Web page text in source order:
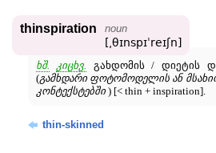
thinspiration noun
[͵θɪnspɪˈreɪʃn]
ხშ. კიცხვ. გახდომის / დიეტის
(გამხდარი ფოტომოდელის ან
კონტექსტებში ) [< thin + inspiration].
thin-skinned